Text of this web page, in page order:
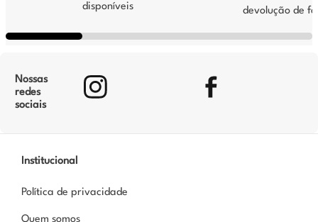
disponíveis
devolução de
Nossas
redes
sociais
Institucional
Política de privacidade
Quem somos